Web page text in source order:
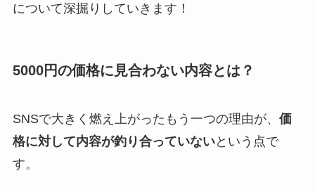
について深掘りしていきます！
5000円の価格に見合わない内容とは？
SNSで大きく燃え上がったもう一つの理由が、 価
格に対して内容が釣り合っていないという点で
す。